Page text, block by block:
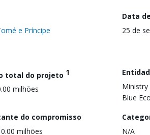
e Príncipe
Data
25 de
total do projeto 1
milhões
Ministry
Blue
do compromisso
milhões
N/A